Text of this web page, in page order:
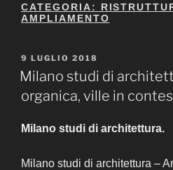
CATEGORIA:
AMPLIAMENTO
PUBBLICATO
IL
9 LUGLIO 2018
Milano studi di
organica, ville in
Milano studi di architettura.
Milano studi di architettura –